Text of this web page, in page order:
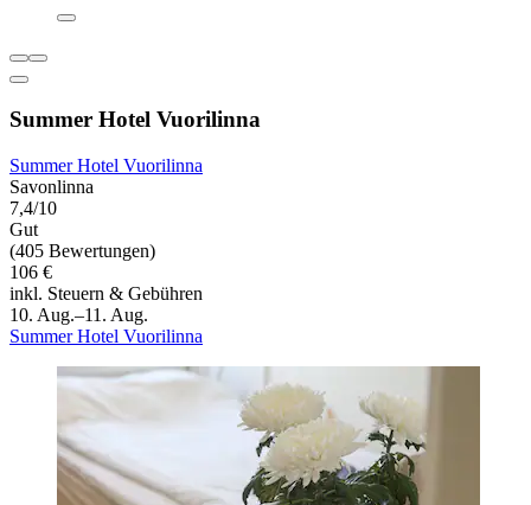
Summer Hotel Vuorilinna
Summer Hotel Vuorilinna
Savonlinna
7,4/10
Gut
(405 Bewertungen)
106 €
inkl. Steuern & Gebühren
10. Aug.–11. Aug.
Summer Hotel Vuorilinna